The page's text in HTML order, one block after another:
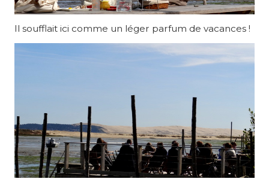
Il soufflait ici comme un léger parfum de vacances !